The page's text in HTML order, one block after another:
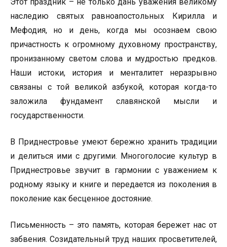
Этот праздник – не только дань уважения великому
наследию святых равноапостольных Кирилла и
Мефодия, но и день, когда мы осознаем свою
причастность к огромному духовному пространству,
пронизанному светом слова и мудростью предков.
Наши истоки, история и менталитет неразрывно
связаны с той великой азбукой, которая когда-то
заложила фундамент славянской мысли и
государственности.
В Приднестровье умеют бережно хранить традиции
и делиться ими с другими. Многоголосие культур в
Приднестровье звучит в гармонии с уважением к
родному языку и книге и передается из поколения в
поколение как бесценное достояние.
Письменность – это память, которая бережет нас от
забвения. Созидательный труд наших просветителей,